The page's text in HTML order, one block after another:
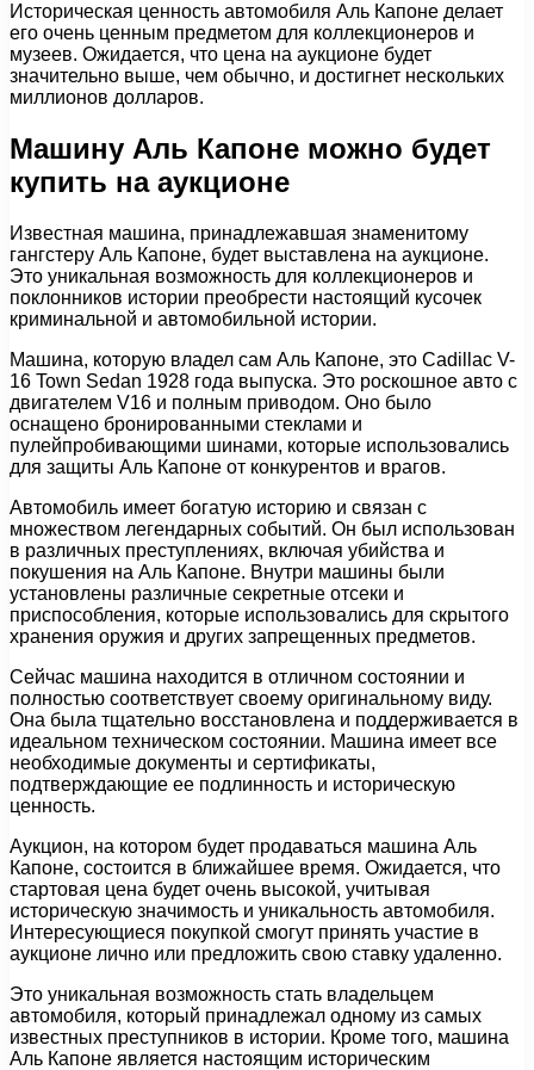
Историческая ценность автомобиля Аль Капоне делает
его очень ценным предметом для коллекционеров и
музеев. Ожидается, что цена на аукционе будет
значительно выше, чем обычно, и достигнет нескольких
миллионов долларов.
Машину Аль Капоне можно будет
купить на аукционе
Известная машина, принадлежавшая знаменитому
гангстеру Аль Капоне, будет выставлена на аукционе.
Это уникальная возможность для коллекционеров и
поклонников истории преобрести настоящий кусочек
криминальной и автомобильной истории.
Машина, которую владел сам Аль Капоне, это Cadillac V-
16 Town Sedan 1928 года выпуска. Это роскошное авто с
двигателем V16 и полным приводом. Оно было
оснащено бронированными стеклами и
пулейпробивающими шинами, которые использовались
для защиты Аль Капоне от конкурентов и врагов.
Автомобиль имеет богатую историю и связан с
множеством легендарных событий. Он был использован
в различных преступлениях, включая убийства и
покушения на Аль Капоне. Внутри машины были
установлены различные секретные отсеки и
приспособления, которые использовались для скрытого
хранения оружия и других запрещенных предметов.
Сейчас машина находится в отличном состоянии и
полностью соответствует своему оригинальному виду.
Она была тщательно восстановлена и поддерживается в
идеальном техническом состоянии. Машина имеет все
необходимые документы и сертификаты,
подтверждающие ее подлинность и историческую
ценность.
Аукцион, на котором будет продаваться машина Аль
Капоне, состоится в ближайшее время. Ожидается, что
стартовая цена будет очень высокой, учитывая
историческую значимость и уникальность автомобиля.
Интересующиеся покупкой смогут принять участие в
аукционе лично или предложить свою ставку удаленно.
Это уникальная возможность стать владельцем
автомобиля, который принадлежал одному из самых
известных преступников в истории. Кроме того, машина
Аль Капоне является настоящим историческим